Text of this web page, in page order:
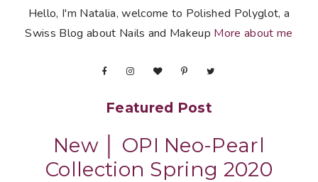
Hello, I'm Natalia, welcome to Polished Polyglot, a
Swiss Blog about Nails and Makeup More about me
Featured Post
New │ OPI Neo-Pearl
Collection Spring 2020